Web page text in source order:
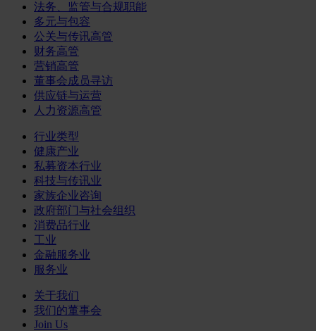
法务、监管与合规职能
多元与包容
公关与传讯高管
财务高管
营销高管
董事会成员寻访
供应链与运营
人力资源高管
行业类型
健康产业
私募资本行业
科技与传讯业
家族企业咨询
政府部门与社会组织
消费品行业
工业
金融服务业
服务业
关于我们
我们的董事会
Join Us